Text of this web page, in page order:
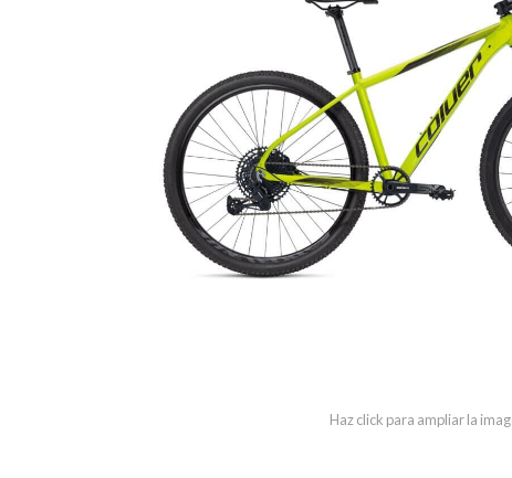
Haz click para ampliar la